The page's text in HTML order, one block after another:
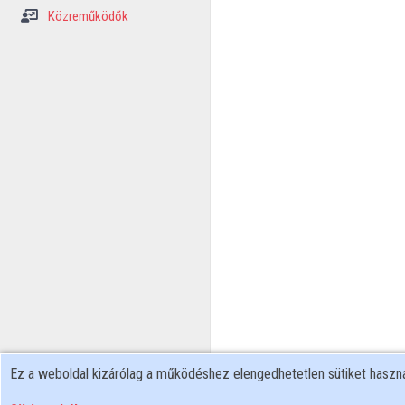
Közreműködők
Ez a weboldal kizárólag a működéshez elengedhetetlen sütiket